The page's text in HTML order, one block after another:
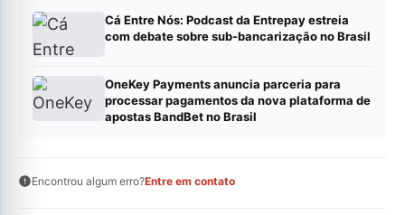
Cá Entre Nós: Podcast da Entrepay estreia
com debate sobre sub-bancarização no Brasil
OneKey Payments anuncia parceria para
processar pagamentos da nova plataforma de
apostas BandBet no Brasil
Encontrou algum erro?Entre em contato